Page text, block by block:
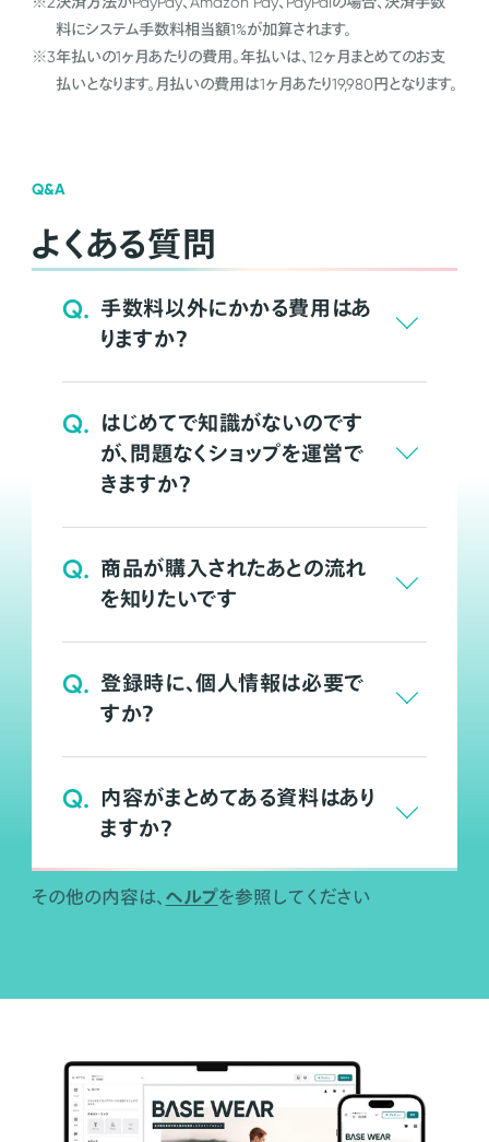
料にシステム手数料相当額1%が加算されます。
※3年払いの1ヶ月あたりの費用。年払いは、12ヶ月まとめてのお支
払いとなります。月払いの費用は1ヶ月あたり19,980円となります。
Q&A
よくある質問
Q. 手数料以外にかかる費用はあ
りますか？
Q. はじめてで知識がないのです
が、問題なくショップを運営で
きますか？
Q. 商品が購入されたあとの流れ
を知りたいです
Q. 登録時に、個人情報は必要で
すか？
Q. 内容がまとめてある資料はあり
ますか？
その他の内容は、 ヘルプを参照してください